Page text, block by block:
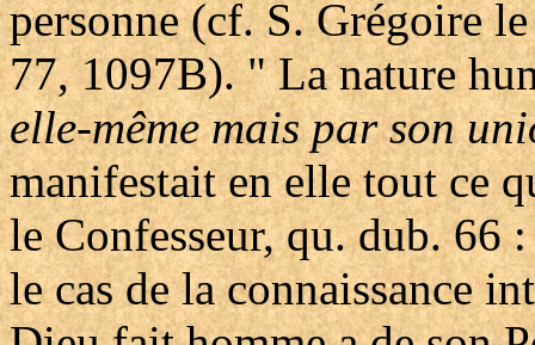
personne (cf. S. Grégoire
77, 1097B). " La nature
elle-même mais par son
manifestait en elle tout ce
le Confesseur, qu. dub. 66
le cas de la connaissance